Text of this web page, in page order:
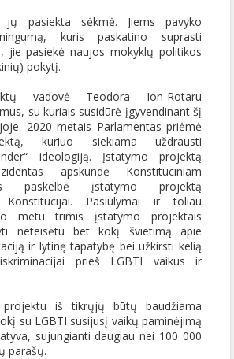
jų pasiekta sėkmė. Jiems pavyko
kuris paskatino suprasti
jie pasiekė naujos mokyklų politikos
pokytį.
vadovė Teodora Ion-Rotaru
su kuriais susidūrė įgyvendinant šį
2020 metais Parlamentas priėmė
kuriuo siekiama uždrausti
ideologiją. Įstatymo projektą
apskundė Konstituciniam
paskelbė įstatymo projektą
Konstitucijai. Pasiūlymai ir toliau
metu trimis įstatymo projektais
neteisėtu bet kokį švietimą apie
ir lytinę tapatybę bei užkirsti kelią
prieš LGBTI vaikus ir
iš tikrųjų būtų baudžiama
su LGBTI susijusį vaikų paminėjimą
sujungianti daugiau nei 100 000
parašų.